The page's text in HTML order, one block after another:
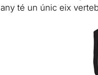
any té un únic eix